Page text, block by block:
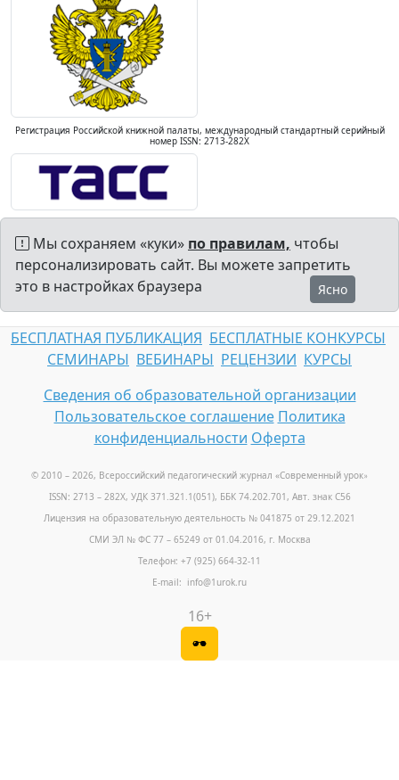
Регистрация Российской книжной палаты, международный стандартный серийный
номер ISSN: 2713-282X
Мы сохраняем «куки» по правилам, чтобы
персонализировать сайт. Вы можете запретить
это в настройках браузера
Ясно
БЕСПЛАТНАЯ ПУБЛИКАЦИЯ БЕСПЛАТНЫЕ КОНКУРСЫ
СЕМИНАРЫ ВЕБИНАРЫ РЕЦЕНЗИИ КУРСЫ
Сведения об образовательной организации
Пользовательское соглашение Политика
конфиденциальности Оферта
© 2010 – 2026, Всероссийский педагогический журнал «Современный урок»
ISSN: 2713 – 282X, УДК 371.321.1(051), ББК 74.202.701, Авт. знак С56
Лицензия на образовательную деятельность № 041875 от 29.12.2021
СМИ ЭЛ № ФС 77 – 65249 от 01.04.2016, г. Москва
Телефон: +7 (925) 664-32-11
E-mail: info@1urok.ru
16+